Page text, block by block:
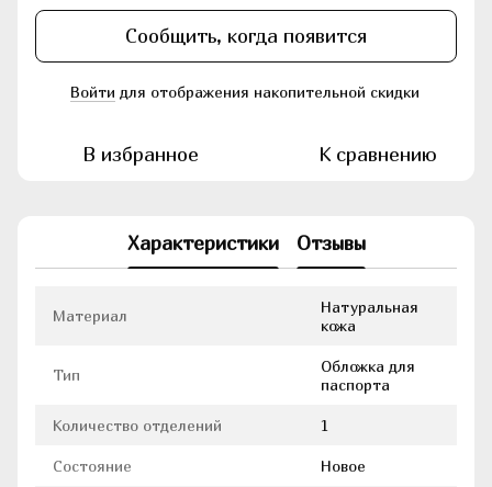
Сообщить, когда появится
Войти для отображения накопительной скидки
В избранное К сравнению
Характеристики Отзывы
Материал
Натуральная
кожа
Тип
Обложка для
паспорта
Количество отделений 1
Состояние Новое